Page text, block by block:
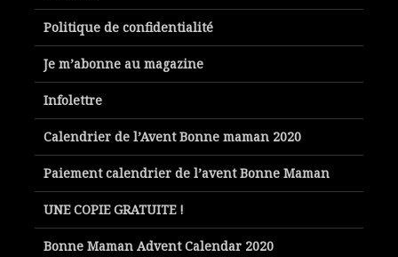
Politique de confidentialité
Je m’abonne au magazine
Infolettre
Calendrier de l’Avent Bonne maman 2020
Paiement calendrier de l’avent Bonne Maman
UNE COPIE GRATUITE !
Bonne Maman Advent Calendar 2020